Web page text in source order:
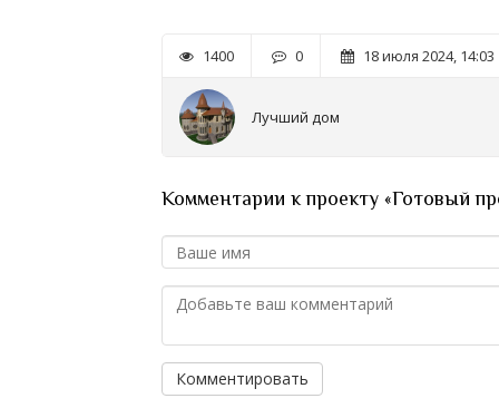
1400 0 18 июля 2024, 14:03
Лучший дом
Комментарии к проекту «Готовый
Комментировать